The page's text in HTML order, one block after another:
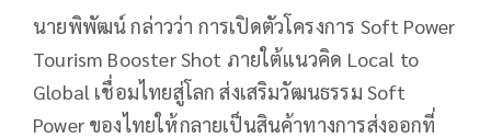
นายพิพัฒน์ กล่าวว่า การเปิดตัวโครงการ Soft Power
Tourism Booster Shot ภายใต้แนวคิด Local to
Global เชื่อมไทยสู่โลก ส่งเสริมวัฒนธรรม Soft
Power ของไทยให้กลายเป็นสินค้าทางการส่งออกที่